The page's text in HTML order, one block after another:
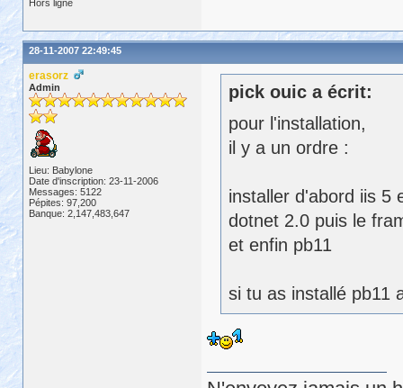
Hors ligne
28-11-2007 22:49:45
erasorz
Admin
Lieu: Babylone
Date d'inscription: 23-11-2006
Messages: 5122
Pépites: 97,200
Banque: 2,147,483,647
pick ouic a écrit:
pour l'installation,
il y a un ordre :
installer d'abord iis 5
dotnet 2.0 puis le
et enfin pb11
si tu as installé pb11